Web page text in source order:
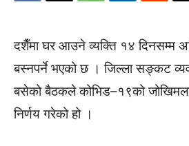
दशैँमा घर आउने व्यक्ति १४ दिनसम्म
बस्नपर्ने भएको छ । जिल्ला सङ्कट
बसेको बैठकले कोभिड–१९को
निर्णय गरेको हो ।